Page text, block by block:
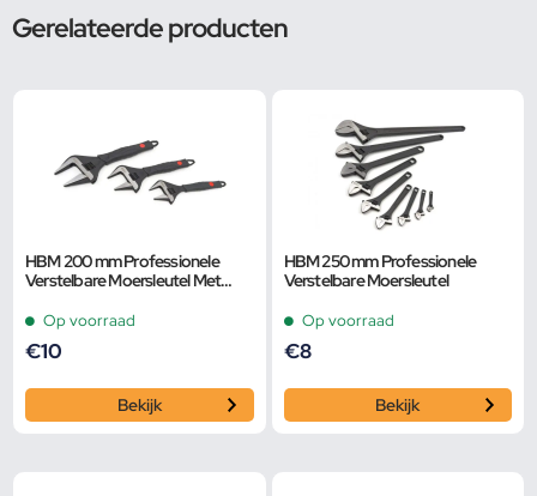
Gerelateerde producten
HBM 200 mm Professionele
Verstelbare Moersleutel Met
Smalle Bek
Op voorraad
€10
Bekijk
HBM 250 mm Professionele
Verstelbare Moersleutel
Op voorraad
€8
Bekijk